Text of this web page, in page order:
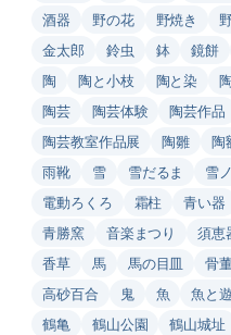
酒器
野の花 野焼き
金太郎
鈴虫 鉢 鏡餅
陶
陶と小枝 陶と染
陶芸
陶芸体験 陶芸作品
陶芸教室作品展
陶雛 陶
雨靴
雪 雪だるま 雪
電動ろくろ
霜柱 青い器
青勝窯
音楽まつり 須恵
香草
馬 馬の目皿 骨
高砂百合
鬼 魚 魚と
鶴亀
鶴山公園 鶴山城址